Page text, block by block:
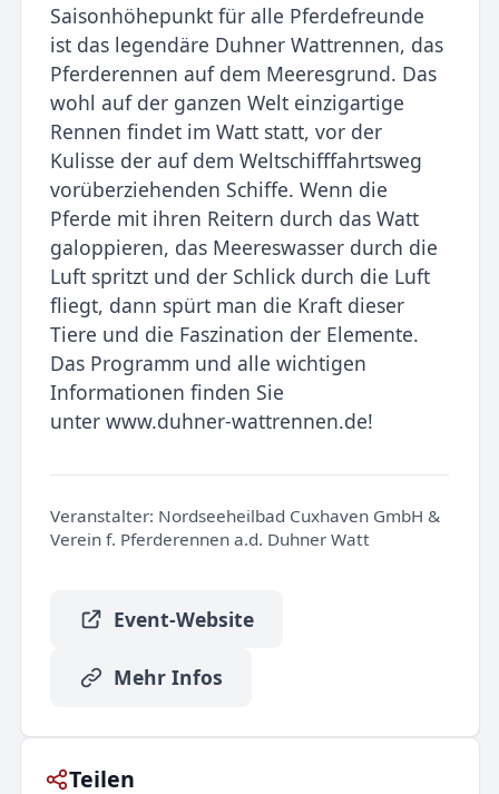
Saisonhöhepunkt für alle Pferdefreunde
ist das legendäre Duhner Wattrennen, das
Pferderennen auf dem Meeresgrund. Das
wohl auf der ganzen Welt einzigartige
Rennen findet im Watt statt, vor der
Kulisse der auf dem Weltschifffahrtsweg
vorüberziehenden Schiffe. Wenn die
Pferde mit ihren Reitern durch das Watt
galoppieren, das Meereswasser durch die
Luft spritzt und der Schlick durch die Luft
fliegt, dann spürt man die Kraft dieser
Tiere und die Faszination der Elemente.
Das Programm und alle wichtigen
Informationen finden Sie
unter www.duhner-wattrennen.de!
Veranstalter: Nordseeheilbad Cuxhaven GmbH &
Verein f. Pferderennen a.d. Duhner Watt
Event-Website
Mehr Infos
Teilen